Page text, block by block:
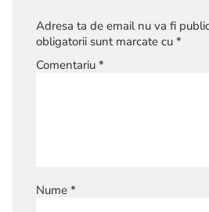
Adresa ta de email nu va fi
obligatorii sunt marcate cu *
Comentariu *
Nume *